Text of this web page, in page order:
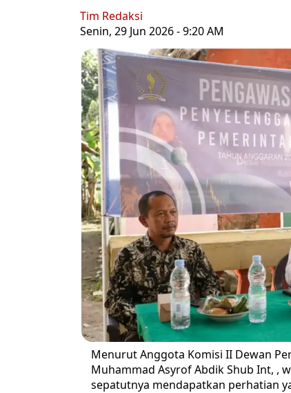
Tim Redaksi
Senin, 29 Jun 2026 - 9:20 AM
Menurut Anggota Komisi II Dewan
Muhammad Asyrof Abdik Shub Int, ,
sepatutnya mendapatkan perhatian